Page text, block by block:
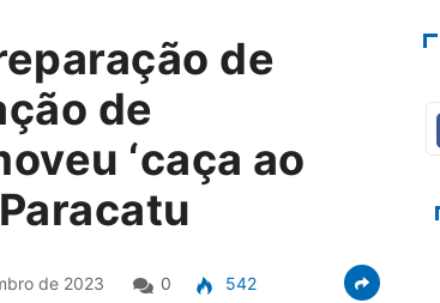
de
de
‘caça ao
de 2023 0 542